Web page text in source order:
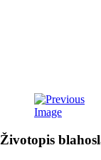
Životopis